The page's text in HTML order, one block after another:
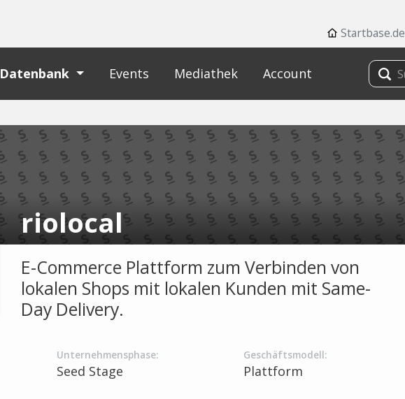
Startbase.de
Datenbank Events Mediathek Account
riolocal
E-Commerce Plattform zum Verbinden von
lokalen Shops mit lokalen Kunden mit Same-
Day Delivery.
Unternehmensphase:
Seed Stage
Geschäftsmodell:
Plattform